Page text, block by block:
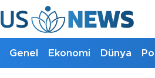
Genel Ekonomi Dünya